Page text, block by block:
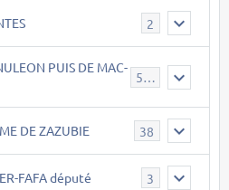
2
PUIS DE MAC-
543
DE ZAZUBIE 38
FAFA député 3